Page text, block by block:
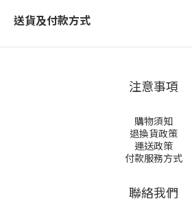
送貨及付款方式
注意事項
購物須知
退換貨政策
運送政策
付款服務方式
聯絡我們